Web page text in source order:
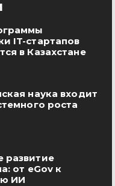
IT-стартапов
в Казахстане
наука входит
роста
развитие
от eGov к
ИИ